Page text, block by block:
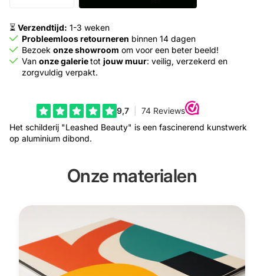
⏳ Verzendtijd: 1-3 weken
Probleemloos retourneren binnen 14 dagen
Bezoek onze showroom om voor een beter beeld!
Van onze galerietot jouw muur: veilig, verzekerd en
zorgvuldig verpakt.
Het schilderij "Leashed Beauty" is een fascinerend kunstwerk
op aluminium dibond.
Onze materialen